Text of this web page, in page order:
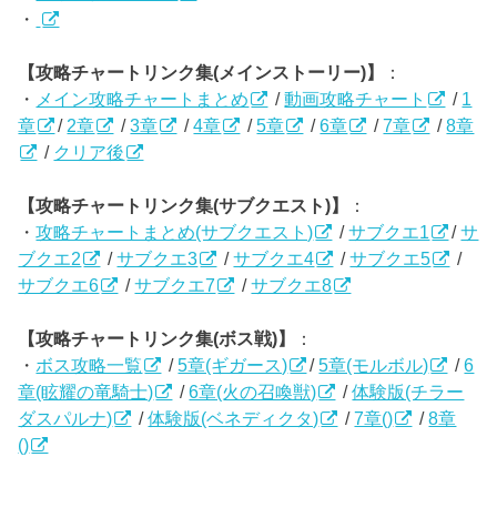
・
【攻略チャートリンク集(メインストーリー)】
：
・ メイン攻略チャートまとめ /動画攻略チャート / 1
章
/ 2章 /3章 /4章 /5章 /6章 /7章 /8章
/ クリア後
【攻略チャートリンク集(サブクエスト)】
：
・攻略チャートまとめ(サブクエスト) /サブクエ1 /サ
ブクエ2
/サブクエ3 /サブクエ4 /サブクエ5
/
サブクエ6
/サブクエ7 /サブクエ8
【攻略チャートリンク集(ボス戦)】
：
・ ボス攻略一覧 /5章(ギガース) /5章(モルボル) /6
章(眩耀の竜騎士)
/6章(火の召喚獣) /体験版(チラー
ダスパルナ)
/体験版(ベネディクタ) /7章() /8章
()